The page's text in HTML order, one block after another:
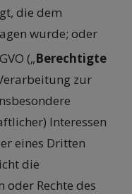
die dem
wurde; oder
(„Berechtigte
zur
Interessen
eines Dritten
die
oder Rechte des